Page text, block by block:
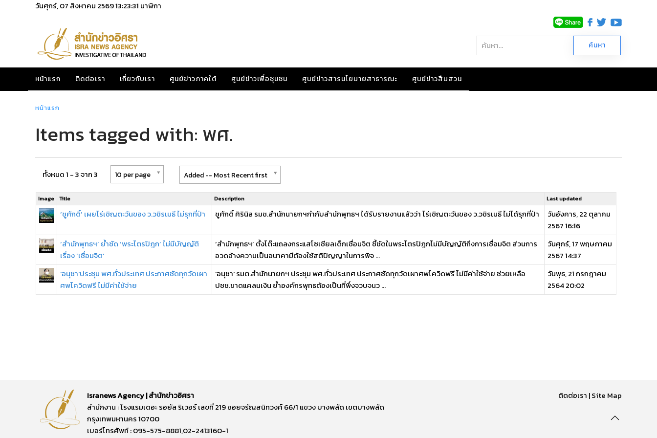
วันศุกร์, 07 สิงหาคม 256913:23:31 นาฬิกา
หน้าแรก ติดต่อเรา เกี่ยวกับเรา ศูนย์ข่าวภาคใต้ ศูนย์ข่าวเพื่อชุมชน ศูนย์ข่าวสารนโยบายสาธารณะ ศูนย์ข่าวสืบสวน
หน้าแรก
Items tagged with: พศ.
ทั้งหมด 1 - 3 จาก 3 10 per page Added -- Most Recent first
Image Title Description Last updated
‘ชูศักดิ์’ เผยไร่เชิญตะวันของ ว.วชิรเมธี ไม่รุกที่ป่า ชูศักดิ์ ศิรินิล รมช.สำนักนายกฯกำกับสำนักพุทธฯ ได้รับรายงานแล้วว่า ไร่เชิญตะวันของ ว.วชิรเมธี ไม่ได้รุกที่ป่า
วันอังคาร, 22 ตุลาคม
2567 16:16
‘สำนักพุทธฯ’ ย้ำชัด ‘พระไตรปิฎก’ ไม่มีบัญญัติ
เรื่อง ‘เชื่อมจิต’
‘สำนักพุทธฯ’ ตั้งโต๊ะแถลงกระแสโซเชียลเด็กเชื่อมจิต ชี้ชัดในพระไตรปิฎกไม่มีบัญญัติถึงการเชื่อมจิต ส่วนการ
อวดอ้างความเป็นอนาคามีต้องใช้สติปัญญาในการพิจ ...
วันศุกร์, 17 พฤษภาคม
2567 14:37
'อนุชา'ประชุม พศ.ทั่วประเทศ ประกาศชัดทุกวัดเผา
ศพโควิดฟรี ไม่มีค่าใช้จ่าย
'อนุชา' รมต.สำนักนายกฯ ประชุม พศ.ทั่วประเทศ ประกาศชัดทุกวัดเผาศพโควิดฟรี ไม่มีค่าใช้จ่าย ช่วยเหลือ
ปชช.ขาดแคลนเงิน ย้ำองค์กรพุทธต้องเป็นที่พึ่งจวบจนว ...
วันพุธ, 21 กรกฎาคม
2564 20:02
Isranews Agency | สำนักข่าวอิศรา
สำนักงาน : โรงแรมเดอะ รอยัล ริเวอร์ เลขที่ 219 ซอยจรัญสนิทวงศ์ 66/1 แขวง บางพลัด เขตบางพลัด
กรุงเทพมหานคร 10700
เบอร์โทรศัพท์ : 095-575-8881,02-2413160-1
ติดต่อเรา |Site Map